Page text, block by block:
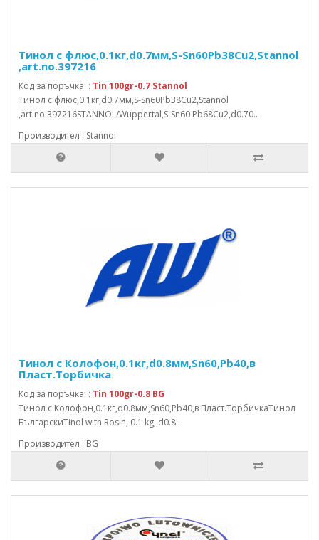
Тинол с флюс,0.1кг,d0.7мм,S-Sn60Pb38Cu2,Stannol
,art.no.397216
Код за поръчка: : Tin 100gr-0.7 Stannol
Тинол с флюс,0.1кг,d0.7мм,S-Sn60Pb38Cu2,Stannol
,art.no.397216STANNOL/Wuppertal,S-Sn60 Pb68Cu2,d0.70..
Производител : Stannol
Тинол с Колофон,0.1кг,d0.8мм,Sn60,Pb40,в
Пласт.Торбичка
Код за поръчка: : Tin 100gr-0.8 BG
Тинол с Колофон,0.1кг,d0.8мм,Sn60,Pb40,в Пласт.ТорбичкаТинол
БългарскиTinol with Rosin, 0.1 kg, d0.8..
Производител : BG